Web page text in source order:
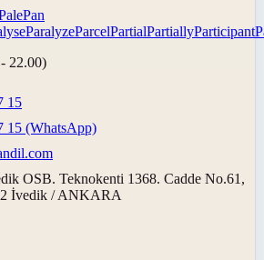
Pan
ParalyzeParcelPartialPartiallyParticipant
22.00)
15
15 (WhatsApp)
OSB. Teknokenti 1368. Cadde No.61,
İvedik / ANKARA